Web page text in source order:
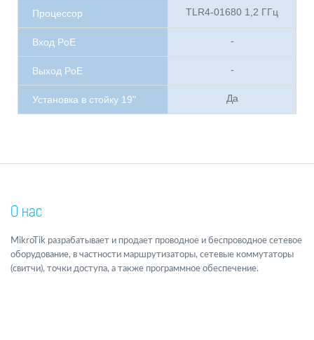
Процессор TLR4-01680 1,2 ГГц
Вход PoE -
Выход PoE -
Установка в стойку 19" Да
О нас
MikroTik разрабатывает и продает проводное и беспроводное сетевое
оборудование, в частности маршрутизаторы, сетевые коммутаторы
(свитчи), точки доступа, а также программное обеспечение.